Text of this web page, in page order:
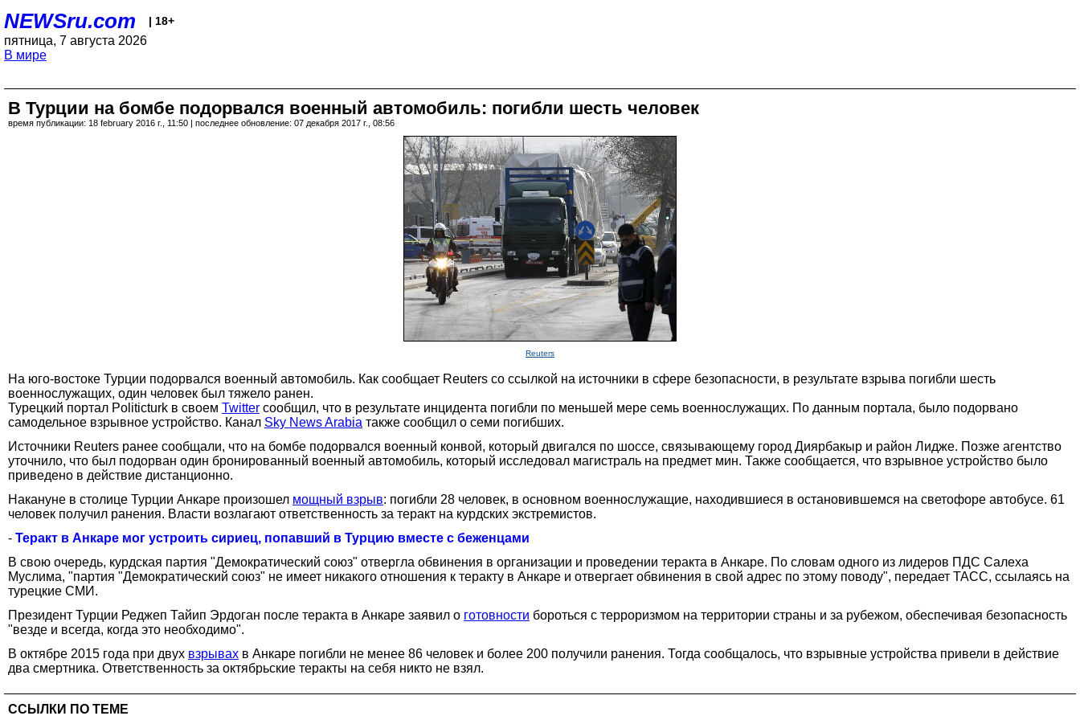
NEWSru.com | 18+
пятница, 7 августа 2026
В мире
В Турции на бомбе подорвался военный автомобиль: погибли шесть человек
время публикации: 18 february 2016 г., 11:50 | последнее обновление: 07 декабря 2017 г., 08:56
Reuters
На юго-востоке Турции подорвался военный автомобиль. Как сообщает Reuters со ссылкой на источники в сфере безопасности, в результате взрыва погибли шесть
военнослужащих, один человек был тяжело ранен.
Турецкий портал Politicturk в своем Twitter сообщил, что в результате инцидента погибли по меньшей мере семь военнослужащих. По данным портала, было подорвано
самодельное взрывное устройство. Канал Sky News Arabia также сообщил о семи погибших.
Источники Reuters ранее сообщали, что на бомбе подорвался военный конвой, который двигался по шоссе, связывающему город Диярбакыр и район Лидже. Позже агентство
уточнило, что был подорван один бронированный военный автомобиль, который исследовал магистраль на предмет мин. Также сообщается, что взрывное устройство было
приведено в действие дистанционно.
Накануне в столице Турции Анкаре произошел мощный взрыв: погибли 28 человек, в основном военнослужащие, находившиеся в остановившемся на светофоре автобусе. 61
человек получил ранения. Власти возлагают ответственность за теракт на курдских экстремистов.
- Теракт в Анкаре мог устроить сириец, попавший в Турцию вместе с беженцами
В свою очередь, курдская партия "Демократический союз" отвергла обвинения в организации и проведении теракта в Анкаре. По словам одного из лидеров ПДС Салеха
Муслима, "партия "Демократический союз" не имеет никакого отношения к теракту в Анкаре и отвергает обвинения в свой адрес по этому поводу", передает ТАСС, ссылаясь на
турецкие СМИ.
Президент Турции Реджеп Тайип Эрдоган после теракта в Анкаре заявил о готовности бороться с терроризмом на территории страны и за рубежом, обеспечивая безопасность
"везде и всегда, когда это необходимо".
В октябре 2015 года при двух взрывах в Анкаре погибли не менее 86 человек и более 200 получили ранения. Тогда сообщалось, что взрывные устройства привели в действие
два смертника. Ответственность за октябрьские теракты на себя никто не взял.
ССЫЛКИ ПО ТЕМЕ